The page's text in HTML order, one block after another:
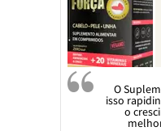
O
isso
o